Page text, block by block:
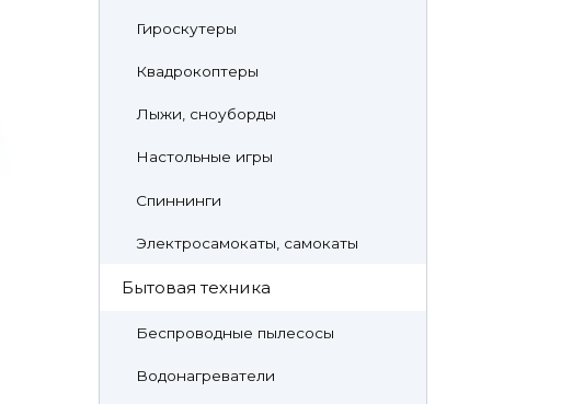
Гироскутеры
Квадрокоптеры
Лыжи, сноуборды
Настольные игры
Спиннинги
Электросамокаты, самокаты
Бытовая техника
Беспроводные пылесосы
Водонагреватели